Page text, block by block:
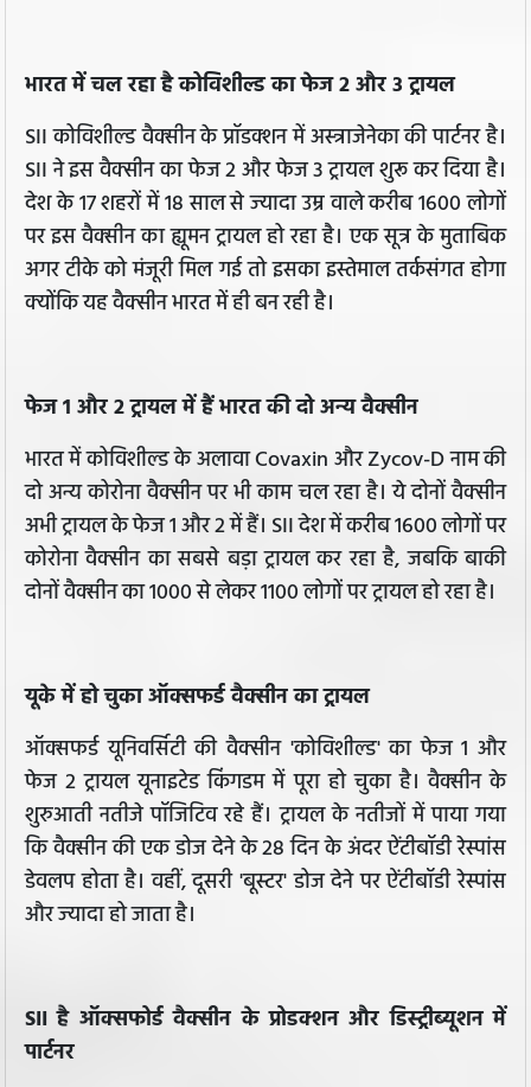
भारत में चल रहा है कोविशील्‍ड का फेज 2 और 3 ट्रायल
SII कोविशील्ड वैक्‍सीन के प्रॉडक्‍शन में अस्‍त्राजेनेका की पार्टनर है।
SII ने इस वैक्सीन का फेज 2 और फेज 3 ट्रायल शुरू कर दिया है।
देश के 17 शहरों में 18 साल से ज्‍यादा उम्र वाले करीब 1600 लोगों
पर इस वैक्‍सीन का ह्यूमन ट्रायल हो रहा है। एक सूत्र के मुताबिक
अगर टीके को मंजूरी मिल गई तो इसका इस्तेमाल तर्कसंगत होगा
क्योंकि यह वैक्सीन भारत में ही बन रही है।
फेज 1 और 2 ट्रायल में हैं भारत की दो अन्य वैक्‍सीन
भारत में कोविशील्ड के अलावा Covaxin और Zycov-D नाम की
दो अन्य कोरोना वैक्सीन पर भी काम चल रहा है। ये दोनों वैक्सीन
अभी ट्रायल के फेज 1 और 2 में हैं। SII देश में करीब 1600 लोगों पर
कोरोना वैक्सीन का सबसे बड़ा ट्रायल कर रहा है, जबकि बाकी
दोनों वैक्‍सीन का 1000 से लेकर 1100 लोगों पर ट्रायल हो रहा है।
यूके में हो चुका ऑक्‍सफर्ड वैक्‍सीन का ट्रायल
ऑक्‍सफर्ड यूनिवर्सिटी की वैक्सीन 'कोविशील्ड' का फेज 1 और
फेज 2 ट्रायल यूनाइटेड किंगडम में पूरा हो चुका है। वैक्‍सीन के
शुरुआती नतीजे पॉजिटिव रहे हैं। ट्रायल के नतीजों में पाया गया
कि वैक्‍सीन की एक डोज देने के 28 दिन के अंदर ऐंटीबॉडी रेस्‍पांस
डेवलप होता है। वहीं, दूसरी 'बूस्‍टर' डोज देने पर ऐंटीबॉडी रेस्‍पांस
और ज्‍यादा हो जाता है।
SII है ऑक्सफोर्ड वैक्सीन के प्रोडक्शन और डिस्ट्रीब्यूशन में
पार्टनर